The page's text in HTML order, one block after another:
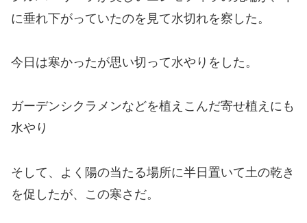
に垂れ下がっていたのを見て水切れを察した。
今日は寒かったが思い切って水やりをした。
ガーデンシクラメンなどを植えこんだ寄せ植えにも
水やり
そして、よく陽の当たる場所に半日置いて土の乾き
を促したが、この寒さだ。